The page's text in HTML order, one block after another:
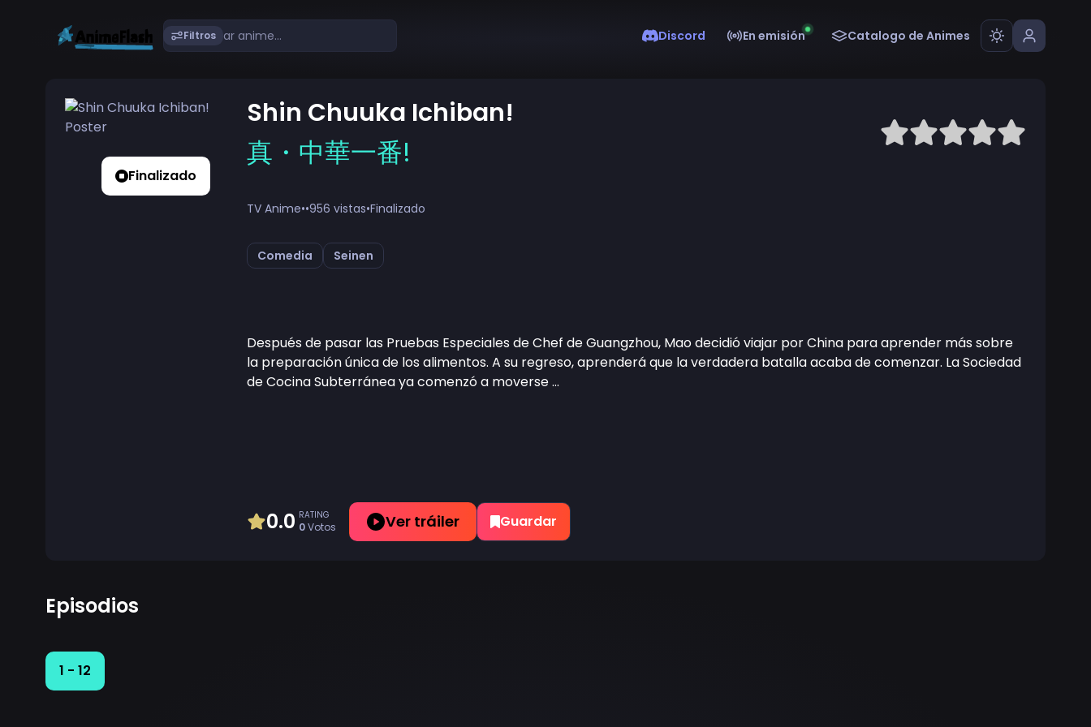
Filtros Discord En emisión Catalogo de Animes
Shin Chuuka Ichiban!
真・中華一番!
TV Anime••956 vistas•Finalizado
Comedia Seinen
Después de pasar las Pruebas Especiales de Chef de Guangzhou, Mao decidió viajar por China para aprender más sobre
la preparación única de los alimentos. A su regreso, aprenderá que la verdadera batalla acaba de comenzar. La Sociedad
de Cocina Subterránea ya comenzó a moverse ...
0.0 RATING
0Votos Ver tráiler Guardar
Finalizado
Episodios
1 - 12